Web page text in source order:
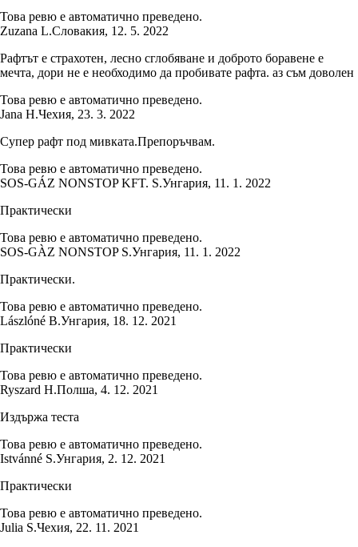
Това ревю е автоматично преведено.
Zuzana L.Словакия, 12. 5. 2022
Рафтът е страхотен, лесно сглобяване и доброто боравене е
мечта, дори не е необходимо да пробивате рафта. аз съм доволен
Това ревю е автоматично преведено.
Jana H.Чехия, 23. 3. 2022
Супер рафт под мивката.Препоръчвам.
Това ревю е автоматично преведено.
SOS-GÁZ NONSTOP KFT. S.Унгария, 11. 1. 2022
Практически
Това ревю е автоматично преведено.
SOS-GÀZ NONSTOP S.Унгария, 11. 1. 2022
Практически.
Това ревю е автоматично преведено.
Lászlóné B.Унгария, 18. 12. 2021
Практически
Това ревю е автоматично преведено.
Ryszard H.Полша, 4. 12. 2021
Издържа теста
Това ревю е автоматично преведено.
Istvánné S.Унгария, 2. 12. 2021
Практически
Това ревю е автоматично преведено.
Julia S.Чехия, 22. 11. 2021